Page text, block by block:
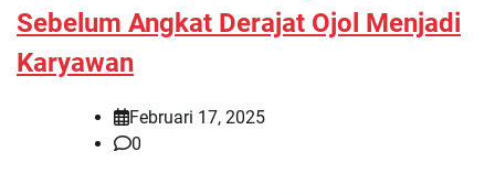
Sebelum Angkat Derajat Ojol Menjadi
Karyawan
Februari 17, 2025
0